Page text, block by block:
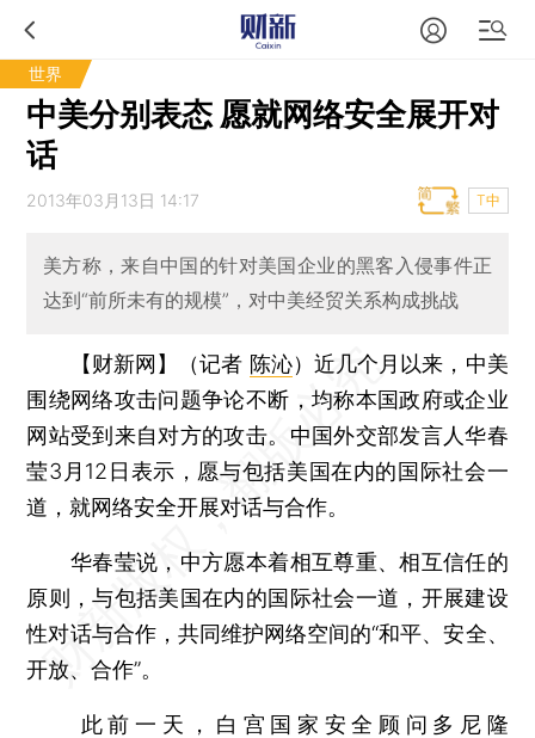
世界
中美分别表态 愿就网络安全展开对
话
2013年03月13日 14:17 T中
美方称，来自中国的针对美国企业的黑客入侵事件正
达到“前所未有的规模”，对中美经贸关系构成挑战
【财新网】（记者 陈沁） 近几个月以来，中美
围绕网络攻击问题争论不断，均称本国政府或企业
网站受到来自对方的攻击。中国外交部发言人华春
莹3月12日表示，愿与包括美国在内的国际社会一
道，就网络安全开展对话与合作。
华春莹说，中方愿本着相互尊重、相互信任的
原则，与包括美国在内的国际社会一道，开展建设
性对话与合作，共同维护网络空间的“和平、安全、
开放、合作”。
此前一天，白宫国家安全顾问多尼隆